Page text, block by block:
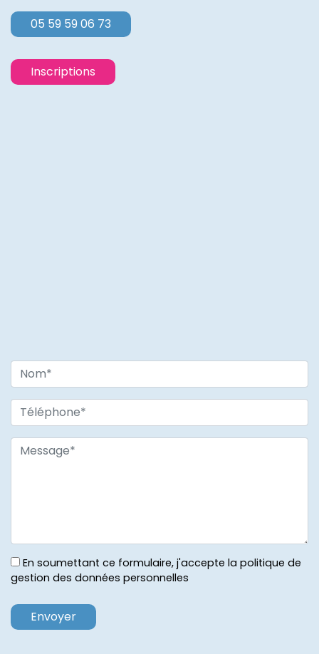
05 59 59 06 73
Inscriptions
En soumettant ce formulaire, j'accepte la politique de
gestion des données personnelles